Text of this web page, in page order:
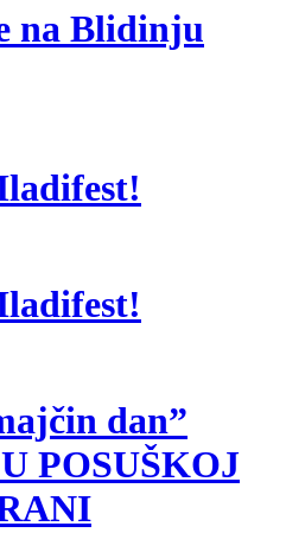
na Blidinju
dan”
POSUŠKOJ